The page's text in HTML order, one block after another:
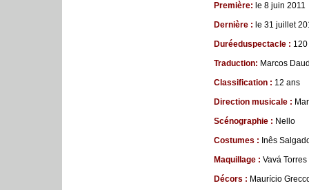
Première: le 8 juin 2011
Dernière : le 31 juillet
Duréeduspectacle :
Traduction: Marcos
Classification : 12 ans
Direction musicale :
Scénographie : Nello
Costumes : Inês
Maquillage : Vavá Torres
Décors : Maurício